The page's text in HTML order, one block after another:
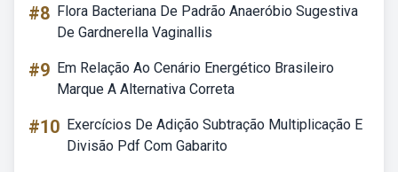
#8 Flora Bacteriana De Padrão Anaeróbio Sugestiva
De Gardnerella Vaginallis
#9 Em Relação Ao Cenário Energético Brasileiro
Marque A Alternativa Correta
#10 Exercícios De Adição Subtração Multiplicação E
Divisão Pdf Com Gabarito